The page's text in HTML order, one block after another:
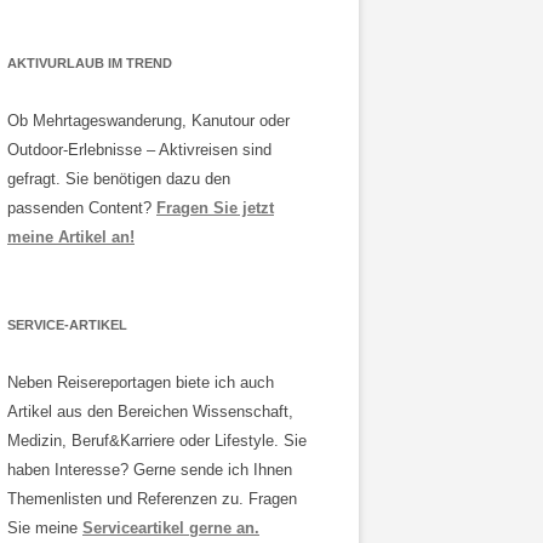
AKTIVURLAUB IM TREND
Ob Mehrtageswanderung, Kanutour oder
Outdoor-Erlebnisse – Aktivreisen sind
gefragt. Sie benötigen dazu den
passenden Content? Fragen Sie jetzt
meine Artikel an!
SERVICE-ARTIKEL
Neben Reisereportagen biete ich auch
Artikel aus den Bereichen Wissenschaft,
Medizin, Beruf&Karriere oder Lifestyle. Sie
haben Interesse? Gerne sende ich Ihnen
Themenlisten und Referenzen zu. Fragen
Sie meine Serviceartikel gerne an.